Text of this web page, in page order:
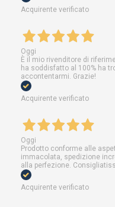
Acquirente verificato
Oggi
È il mio rivenditore di
ha soddisfatto al 100% ha
accontentarmi. Grazie!
Acquirente verificato
Oggi
Prodotto conforme alle
immacolata, spedizione
alla perfezione.
Acquirente verificato